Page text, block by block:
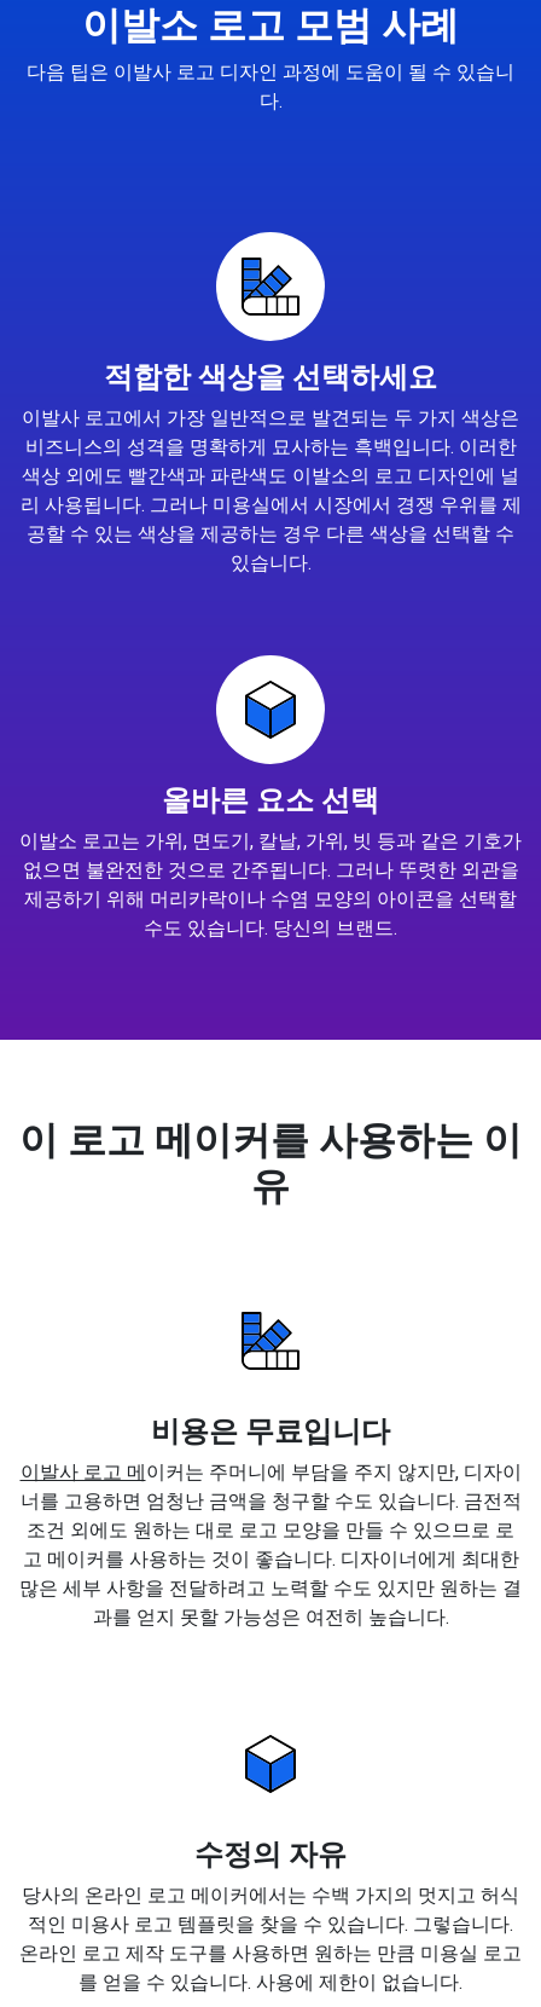
이발소 로고 모범 사례
다음 팁은 이발사 로고 디자인 과정에 도움이 될 수 있습니
다.
적합한 색상을 선택하세요
이발사 로고에서 가장 일반적으로 발견되는 두 가지 색상은
비즈니스의 성격을 명확하게 묘사하는 흑백입니다. 이러한
색상 외에도 빨간색과 파란색도 이발소의 로고 디자인에 널
리 사용됩니다. 그러나 미용실에서 시장에서 경쟁 우위를 제
공할 수 있는 색상을 제공하는 경우 다른 색상을 선택할 수
있습니다.
올바른 요소 선택
이발소 로고는 가위, 면도기, 칼날, 가위, 빗 등과 같은 기호가
없으면 불완전한 것으로 간주됩니다. 그러나 뚜렷한 외관을
제공하기 위해 머리카락이나 수염 모양의 아이콘을 선택할
수도 있습니다. 당신의 브랜드.
이 로고 메이커를 사용하는 이
유
비용은 무료입니다
이발사 로고 메이커는 주머니에 부담을 주지 않지만, 디자이
너를 고용하면 엄청난 금액을 청구할 수도 있습니다. 금전적
조건 외에도 원하는 대로 로고 모양을 만들 수 있으므로 로
고 메이커를 사용하는 것이 좋습니다. 디자이너에게 최대한
많은 세부 사항을 전달하려고 노력할 수도 있지만 원하는 결
과를 얻지 못할 가능성은 여전히 높습니다.
수정의 자유
당사의 온라인 로고 메이커에서는 수백 가지의 멋지고 허식
적인 미용사 로고 템플릿을 찾을 수 있습니다. 그렇습니다.
온라인 로고 제작 도구를 사용하면 원하는 만큼 미용실 로고
를 얻을 수 있습니다. 사용에 제한이 없습니다.